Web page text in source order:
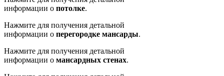
информации о потолке.
Нажмите для получения детальной
информации о перегородке мансарды.
Нажмите для получения детальной
информации о мансардных стенах.